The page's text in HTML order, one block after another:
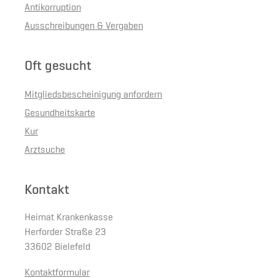
Antikorruption
Ausschreibungen & Vergaben
Oft gesucht
Mitgliedsbescheinigung anfordern
Gesundheitskarte
Kur
Arztsuche
Kontakt
Heimat Krankenkasse
Herforder Straße 23
33602 Bielefeld
Kontaktformular